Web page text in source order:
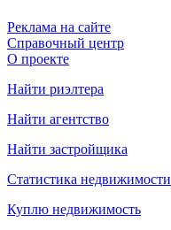
Реклама на сайте
Справочный центр
О проекте
Найти риэлтера
Найти агентство
Найти застройщика
Статистика недвижимости
Куплю недвижимость